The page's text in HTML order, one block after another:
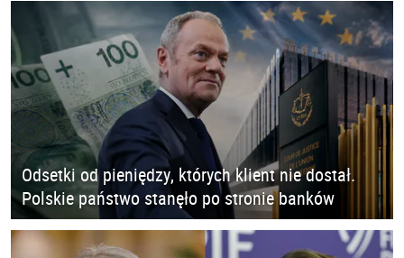
Odsetki od pieniędzy, których klient nie dostał.
Polskie państwo stanęło po stronie banków